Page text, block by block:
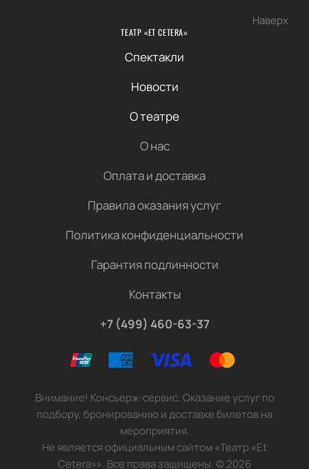
Наверх
ТЕАТР «ET CETERA»
Спектакли
Новости
О театре
О нас
Оплата и доставка
Правила оказания услуг
Политика конфиденциальности
Гарантия подлинности
Контакты
+7 (499) 460-63-37
Внимание! Консьерж-сервис. Оказание услуг по
подбору, бронированию и доставке билетов на
мероприятия.
Не является официальным сайтом «Театр «Et
Cetera»». Все права защищены.©2026